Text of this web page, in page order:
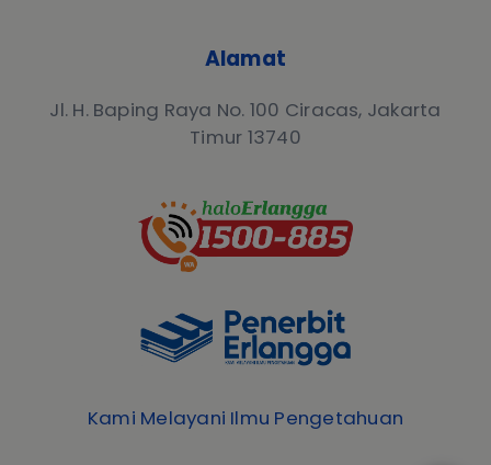
Alamat
Jl. H. Baping Raya No. 100 Ciracas, Jakarta
Timur 13740
Kami Melayani Ilmu Pengetahuan